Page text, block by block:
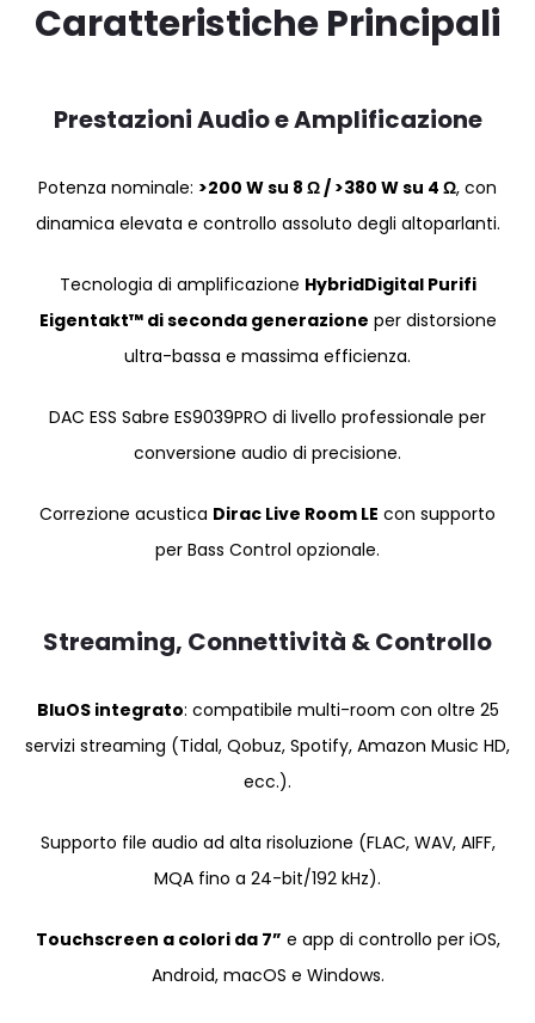
Caratteristiche Principali
Prestazioni Audio e Amplificazione
Potenza nominale: >200 W su 8 Ω / >380 W su 4 Ω, con
dinamica elevata e controllo assoluto degli altoparlanti.
Tecnologia di amplificazione HybridDigital Purifi
Eigentakt™ di seconda generazione per distorsione
ultra-bassa e massima efficienza.
DAC ESS Sabre ES9039PRO di livello professionale per
conversione audio di precisione.
Correzione acustica Dirac Live Room LE con supporto
per Bass Control opzionale.
Streaming, Connettività & Controllo
BluOS integrato: compatibile multi-room con oltre 25
servizi streaming (Tidal, Qobuz, Spotify, Amazon Music HD,
ecc.).
Supporto file audio ad alta risoluzione (FLAC, WAV, AIFF,
MQA fino a 24-bit/192 kHz).
Touchscreen a colori da 7” e app di controllo per iOS,
Android, macOS e Windows.